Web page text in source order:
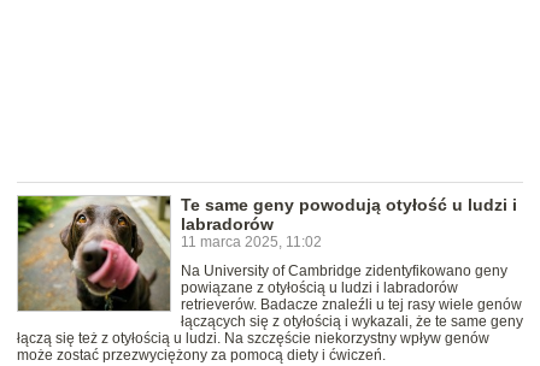
Te same geny powodują otyłość u ludzi i
labradorów
11 marca 2025, 11:02
Na University of Cambridge zidentyfikowano geny
powiązane z otyłością u ludzi i labradorów
retrieverów. Badacze znaleźli u tej rasy wiele genów
łączących się z otyłością i wykazali, że te same geny
łączą się też z otyłością u ludzi. Na szczęście niekorzystny wpływ genów
może zostać przezwyciężony za pomocą diety i ćwiczeń.